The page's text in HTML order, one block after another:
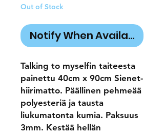
Out of Stock
Notify When Available
Talking to myselfin taiteesta
painettu 40cm x 90cm Sienet-
hiirimatto. Päällinen pehmeää
polyesteriä ja tausta
liukumatonta kumia. Paksuus
3mm. Kestää hellän